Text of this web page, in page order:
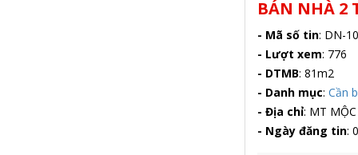
BÁN NHÀ 2
- Mã số tin: DN-
- Lượt xem: 776
- DTMB: 81m2
- Danh mục: Cần
- Địa chỉ: MT
- Ngày đăng tin: